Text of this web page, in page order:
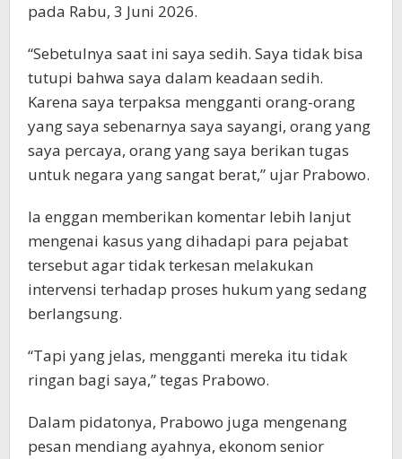
pada Rabu, 3 Juni 2026.
“Sebetulnya saat ini saya sedih. Saya tidak bisa
tutupi bahwa saya dalam keadaan sedih.
Karena saya terpaksa mengganti orang-orang
yang saya sebenarnya saya sayangi, orang yang
saya percaya, orang yang saya berikan tugas
untuk negara yang sangat berat,” ujar Prabowo.
Ia enggan memberikan komentar lebih lanjut
mengenai kasus yang dihadapi para pejabat
tersebut agar tidak terkesan melakukan
intervensi terhadap proses hukum yang sedang
berlangsung.
“Tapi yang jelas, mengganti mereka itu tidak
ringan bagi saya,” tegas Prabowo.
Dalam pidatonya, Prabowo juga mengenang
pesan mendiang ayahnya, ekonom senior